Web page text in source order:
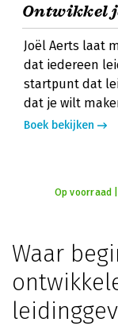
Ontwikkel
Joël Aerts laat
dat iedereen
startpunt dat
dat je wilt
Boek bekijken
Op voorraad
Waar